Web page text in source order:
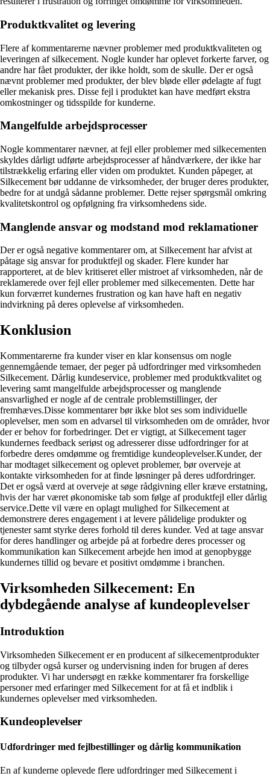
Produktkvalitet og levering
Flere af kommentarerne nævner problemer med produktkvaliteten og
leveringen af silkecement. Nogle kunder har oplevet forkerte farver, og
andre har fået produkter, der ikke holdt, som de skulle. Der er også
nævnt problemer med produkter, der blev bløde eller ødelagte af fugt
eller mekanisk pres. Disse fejl i produktet kan have medført ekstra
omkostninger og tidsspilde for kunderne.
Mangelfulde arbejdsprocesser
Nogle kommentarer nævner, at fejl eller problemer med silkecementen
skyldes dårligt udførte arbejdsprocesser af håndværkere, der ikke har
tilstrækkelig erfaring eller viden om produktet. Kunden påpeger, at
Silkecement bør uddanne de virksomheder, der bruger deres produkter,
bedre for at undgå sådanne problemer. Dette rejser spørgsmål omkring
kvalitetskontrol og opfølgning fra virksomhedens side.
Manglende ansvar og modstand mod reklamationer
Der er også negative kommentarer om, at Silkecement har afvist at
påtage sig ansvar for produktfejl og skader. Flere kunder har
rapporteret, at de blev kritiseret eller mistroet af virksomheden, når de
reklamerede over fejl eller problemer med silkecementen. Dette har
kun forværret kundernes frustration og kan have haft en negativ
indvirkning på deres oplevelse af virksomheden.
Konklusion
Kommentarerne fra kunder viser en klar konsensus om nogle
gennemgående temaer, der peger på udfordringer med virksomheden
Silkecement. Dårlig kundeservice, problemer med produktkvalitet og
levering samt mangelfulde arbejdsprocesser og manglende
ansvarlighed er nogle af de centrale problemstillinger, der
fremhæves.Disse kommentarer bør ikke blot ses som individuelle
oplevelser, men som en advarsel til virksomheden om de områder, hvor
der er behov for forbedringer. Det er vigtigt, at Silkecement tager
kundernes feedback seriøst og adresserer disse udfordringer for at
forbedre deres omdømme og fremtidige kundeoplevelser.Kunder, der
har modtaget silkecement og oplevet problemer, bør overveje at
kontakte virksomheden for at finde løsninger på deres udfordringer.
Det er også værd at overveje at søge rådgivning eller kræve erstatning,
hvis der har været økonomiske tab som følge af produktfejl eller dårlig
service.Dette vil være en oplagt mulighed for Silkecement at
demonstrere deres engagement i at levere pålidelige produkter og
tjenester samt styrke deres forhold til deres kunder. Ved at tage ansvar
for deres handlinger og arbejde på at forbedre deres processer og
kommunikation kan Silkecement arbejde hen imod at genopbygge
kundernes tillid og bevare et positivt omdømme i branchen.
Virksomheden Silkecement: En
dybdegående analyse af kundeoplevelser
Introduktion
Virksomheden Silkecement er en producent af silkecementprodukter
og tilbyder også kurser og undervisning inden for brugen af deres
produkter. Vi har undersøgt en række kommentarer fra forskellige
personer med erfaringer med Silkecement for at få et indblik i
kundernes oplevelser med virksomheden.
Kundeoplevelser
Udfordringer med fejlbestillinger og dårlig kommunikation
En af kunderne oplevede flere udfordringer med Silkecement i